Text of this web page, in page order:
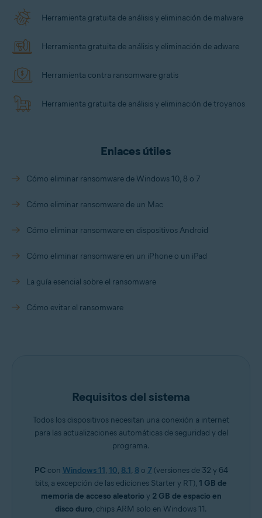
herramientas avanzadas de privacidad.
Herramienta gratuita de análisis y eliminación de malware
Herramienta gratuita de análisis y eliminación de adware
Herramienta contra ransomware gratis
Herramienta gratuita de análisis y eliminación de troyanos
Enlaces útiles
Cómo eliminar ransomware de Windows 10, 8 o 7
Cómo eliminar ransomware de un Mac
Cómo eliminar ransomware en dispositivos Android
Cómo eliminar ransomware en un iPhone o un iPad
La guía esencial sobre el ransomware
Cómo evitar el ransomware
Requisitos del sistema
Todos los dispositivos necesitan una conexión a internet
para las actualizaciones automáticas de seguridad y del
programa.
PC con Windows 11, 10, 8.1, 8o 7(versiones de 32 y 64
bits, a excepción de las ediciones Starter y RT), 1 GB de
memoria de acceso aleatorio y 2 GB de espacio en
disco duro, chips ARM solo en Windows 11.